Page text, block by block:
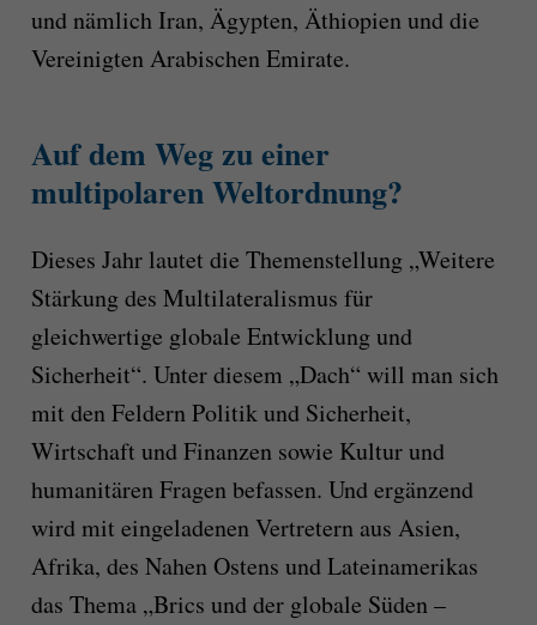
und nämlich Iran, Ägypten, Äthiopien und die
Vereinigten Arabischen Emirate.
Auf dem Weg zu einer
multipolaren Weltordnung?
Dieses Jahr lautet die Themenstellung „Weitere
Stärkung des Multilateralismus für
gleichwertige globale Entwicklung und
Sicherheit“. Unter diesem „Dach“ will man sich
mit den Feldern Politik und Sicherheit,
Wirtschaft und Finanzen sowie Kultur und
humanitären Fragen befassen. Und ergänzend
wird mit eingeladenen Vertretern aus Asien,
Afrika, des Nahen Ostens und Lateinamerikas
das Thema „Brics und der globale Süden –